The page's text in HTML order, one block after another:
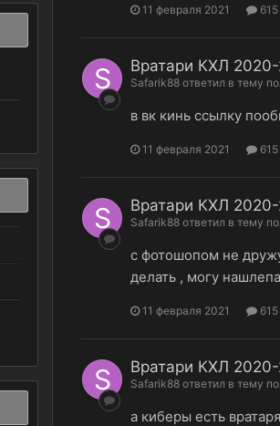
11 февраля 2021
Вратари КХЛ 2020-
Safarik88 ответил в тему
в вк кинь ссылку
11 февраля 2021
Вратари КХЛ 2020-
Safarik88 ответил в тему
с фотошопом не
делать , могу
11 февраля 2021
Вратари КХЛ 2020-
Safarik88 ответил в тему
а киберы есть